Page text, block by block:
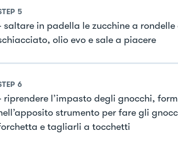
5
saltare in padella le zucchine a
olio evo e sale a piacere
6
riprendere l’impasto degli gnocchi,
strumento per fare gli
e tagliarli a tocchetti